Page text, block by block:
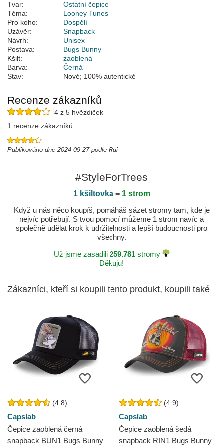
Tvar:
Ostatní čepice
Téma:
Looney Tunes
Pro koho:
Dospělí
Uzávěr:
Snapback
Návrh:
Unisex
Postava:
Bugs Bunny
Kšilt:
zaoblená
Barva:
Černá
Stav:
Nové; 100% autentické
Recenze zákazníků
4 z 5 hvězdiček
1 recenze zákazníků
Publikováno dne 2024-09-27 podle Rui
#StyleForTrees
1 kšiltovka= 1 strom
Když u nás něco koupíš, pomáháš sázet stromy tam, kde je
nejvíc potřebují. S tvou pomocí můžeme 1 strom navíc a
společně udělat krok k udržitelnosti a lepší budoucnosti pro
všechny.
Už jsme zasadili 259.781stromy
Děkuju!
Zákazníci, kteří si koupili tento produkt, koupili také
(4.8)
Capslab
Čepice zaoblená černá
snapback BUN1 Bugs Bunny
(4.9)
Capslab
Čepice zaoblená šedá
snapback RIN1 Bugs Bunny